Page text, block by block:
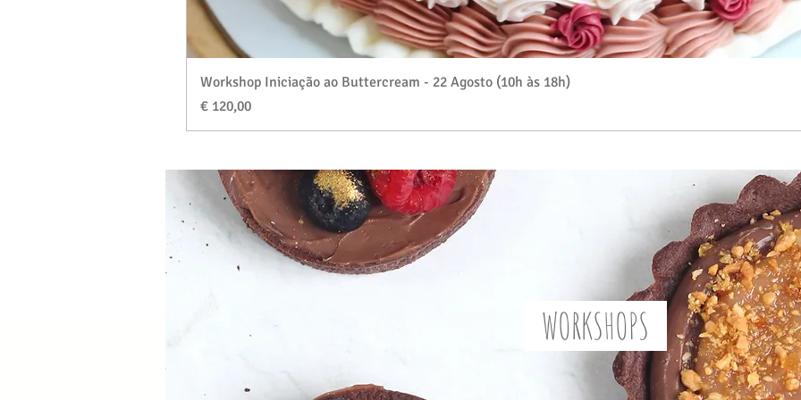
Visualização rápida
Workshop Iniciação ao Buttercream - 22 Agosto (10h às 18h)
Preço
€ 120,00
WORKSHOPS